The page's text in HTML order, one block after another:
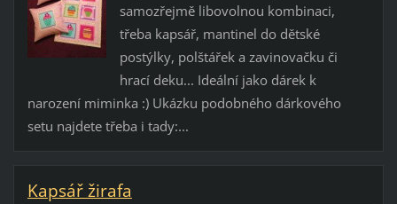
samozřejmě libovolnou kombinaci,
třeba kapsář, mantinel do dětské
postýlky, polštářek a zavinovačku či
hrací deku... Ideální jako dárek k
narození miminka :) Ukázku podobného dárkového
setu najdete třeba i tady:...
Kapsář žirafa